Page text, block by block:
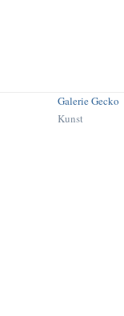
Galerie Gecko
Kunst